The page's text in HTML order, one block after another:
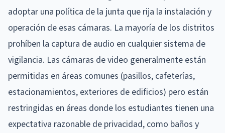
adoptar una política de la junta que rija la instalación y
operación de esas cámaras. La mayoría de los distritos
prohíben la captura de audio en cualquier sistema de
vigilancia. Las cámaras de video generalmente están
permitidas en áreas comunes (pasillos, cafeterías,
estacionamientos, exteriores de edificios) pero están
restringidas en áreas donde los estudiantes tienen una
expectativa razonable de privacidad, como baños y